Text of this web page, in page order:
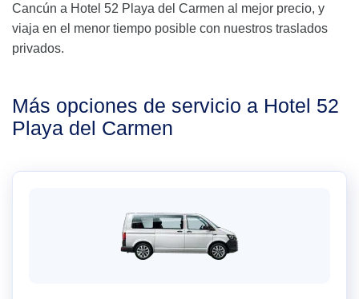
Cancún a Hotel 52 Playa del Carmen al mejor precio, y
viaja en el menor tiempo posible con nuestros traslados
privados.
Más opciones de servicio a Hotel 52
Playa del Carmen